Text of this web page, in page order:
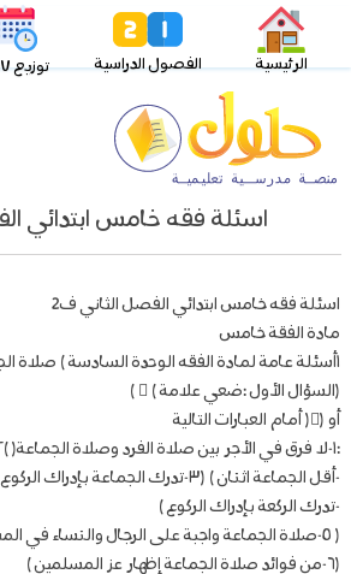
الرئيسية الفصول الدراسية توزيع ١٤٤٧
اسئلة فقه خامس ابتدائي
اسئلة فقه خامس ابتدائي الفصل الثاني ف2
مادة الفقة خامس
۱أسئلة عامة لمادة الفقه الوحدة السادسة ) صلاة الجماعة
(السؤال الأول :ضعي علامة )  )
أو (( أمام العبارات التالية
:۱-لا فرق في الأجر بين صلاة الفرد وصلاة الجماعة( )۲
-أقل الجماعة اثنان ) (۳-تدرك الجماعة بإدراك الركوع مع الإمام ) (٤
-تدرك الركعة بإدراك الركوع )
( ٥-صلاة الجماعة واجبة على الرجال والنساء في المسجد )
(٦-من فوائد صلاة الجماعة إظهار عز المسلمين )